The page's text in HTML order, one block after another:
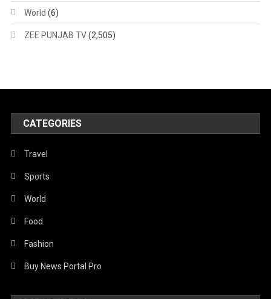
World (6)
ZEE PUNJAB TV(2,505)
CATEGORIES
Travel
Sports
World
Food
Fashion
Buy News Portal Pro